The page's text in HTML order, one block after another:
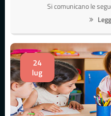
Si comunicano le
24
lug